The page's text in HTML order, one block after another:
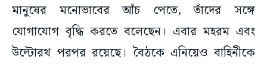
মানুষের মনোভাবের আঁচ পেতে, তাঁদের সঙ্গে
যোগাযোগ বৃদ্ধি করতে বলেছেন। এবার মহরম এবং
উল্টোরথ পরপর রয়েছে। বৈঠকে এনিয়েও বাহিনীকে